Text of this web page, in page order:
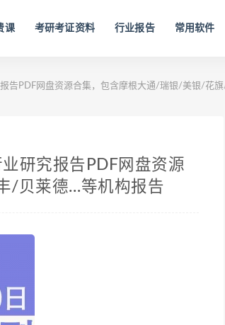
课 考研考证资料 行业报告 常用软件
告PDF网盘资源合集，包含摩根大通/瑞银/美银/花
研究报告PDF网盘资源
/贝莱德…等机构报告